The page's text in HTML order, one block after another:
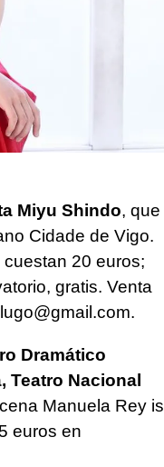
Miyu Shindo, que
Cidade de Vigo.
20 euros;
gratis. Venta
Dramático
Teatro Nacional
Manuela Rey is
euros en